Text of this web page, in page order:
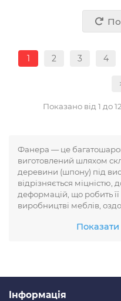
1 2 3 4
Показано від 1 до
Фанера — це
виготовлений шляхом
деревини (шпону) під
відрізняється міцністю,
деформацій, що робить
виробництві меблів,
суднобудуванні. У
фанера різних сортів і
Переваги
Міцність і
Iнформація